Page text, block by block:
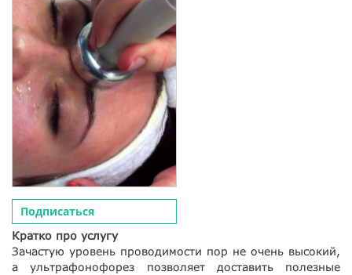
Подписаться
Кратко про услугу
Зачастую уровень проводимости пор не очень высокий,
а ультрафонофорез позволяет доставить полезные